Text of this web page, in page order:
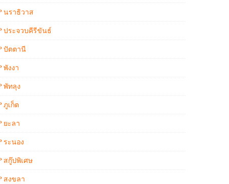
นราธิวาส
ประจวบคีรีขันธ์
ปัตตานี
พังงา
พัทลุง
ภูเก็ต
ยะลา
ระนอง
สกู๊ปพิเศษ
สงขลา